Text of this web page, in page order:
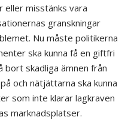
eller misstänks vara
granskningar
Nu måste politikerna
ska kunna få en giftfri
skadliga ämnen från
och nätjättarna ska kunna
som inte klarar lagkraven
marknadsplatser.